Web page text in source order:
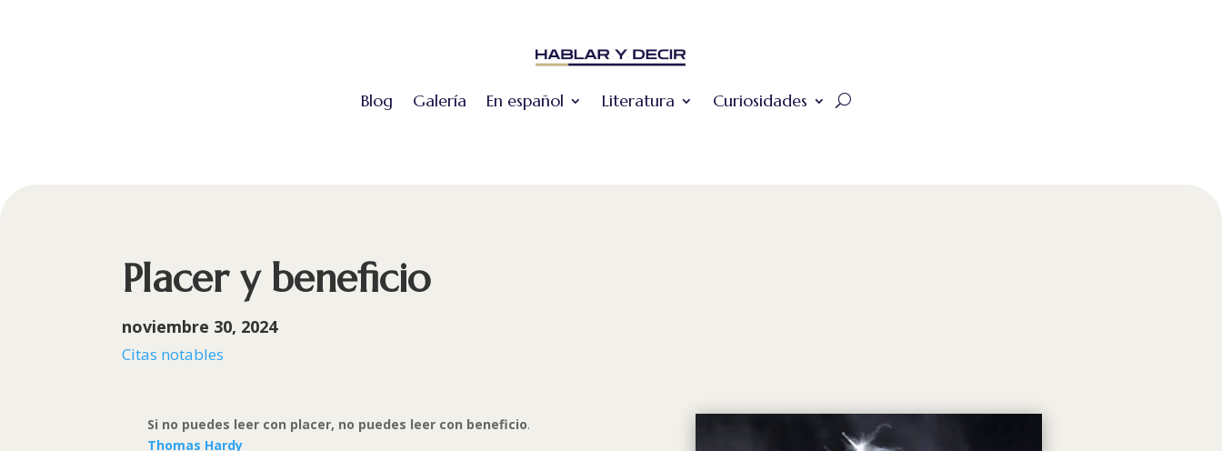
Blog Galería En español Literatura Curiosidades
Placer y beneficio
noviembre 30, 2024
Citas notables
Si no puedes leer con placer, no puedes leer con beneficio.
Thomas Hardy